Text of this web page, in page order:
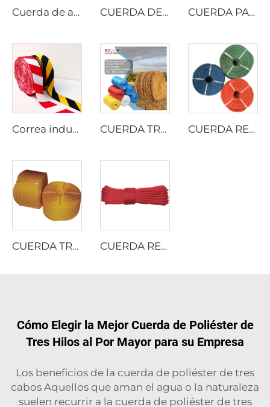
Cuerda de amarre de 8 hilos de poliéster CUERDA DE SISAL TRENZADA CUERDA PARA CAMIONES DE CALIFORNIA
Correa industrial CUERDA TRENZADA DE PELÍCULA DIVIDIDA DE PP CUERDA RETORCIDA DE PE RECICLADO
CUERDA TRENZADA DE PE CUERDA RETORCIDA DE NYLON MULTIFILAMENTO
Cómo Elegir la Mejor Cuerda de Poliéster de
Tres Hilos al Por Mayor para su Empresa
Los beneficios de la cuerda de poliéster de tres
cabos Aquellos que aman el agua o la naturaleza
suelen recurrir a la cuerda de poliéster de tres